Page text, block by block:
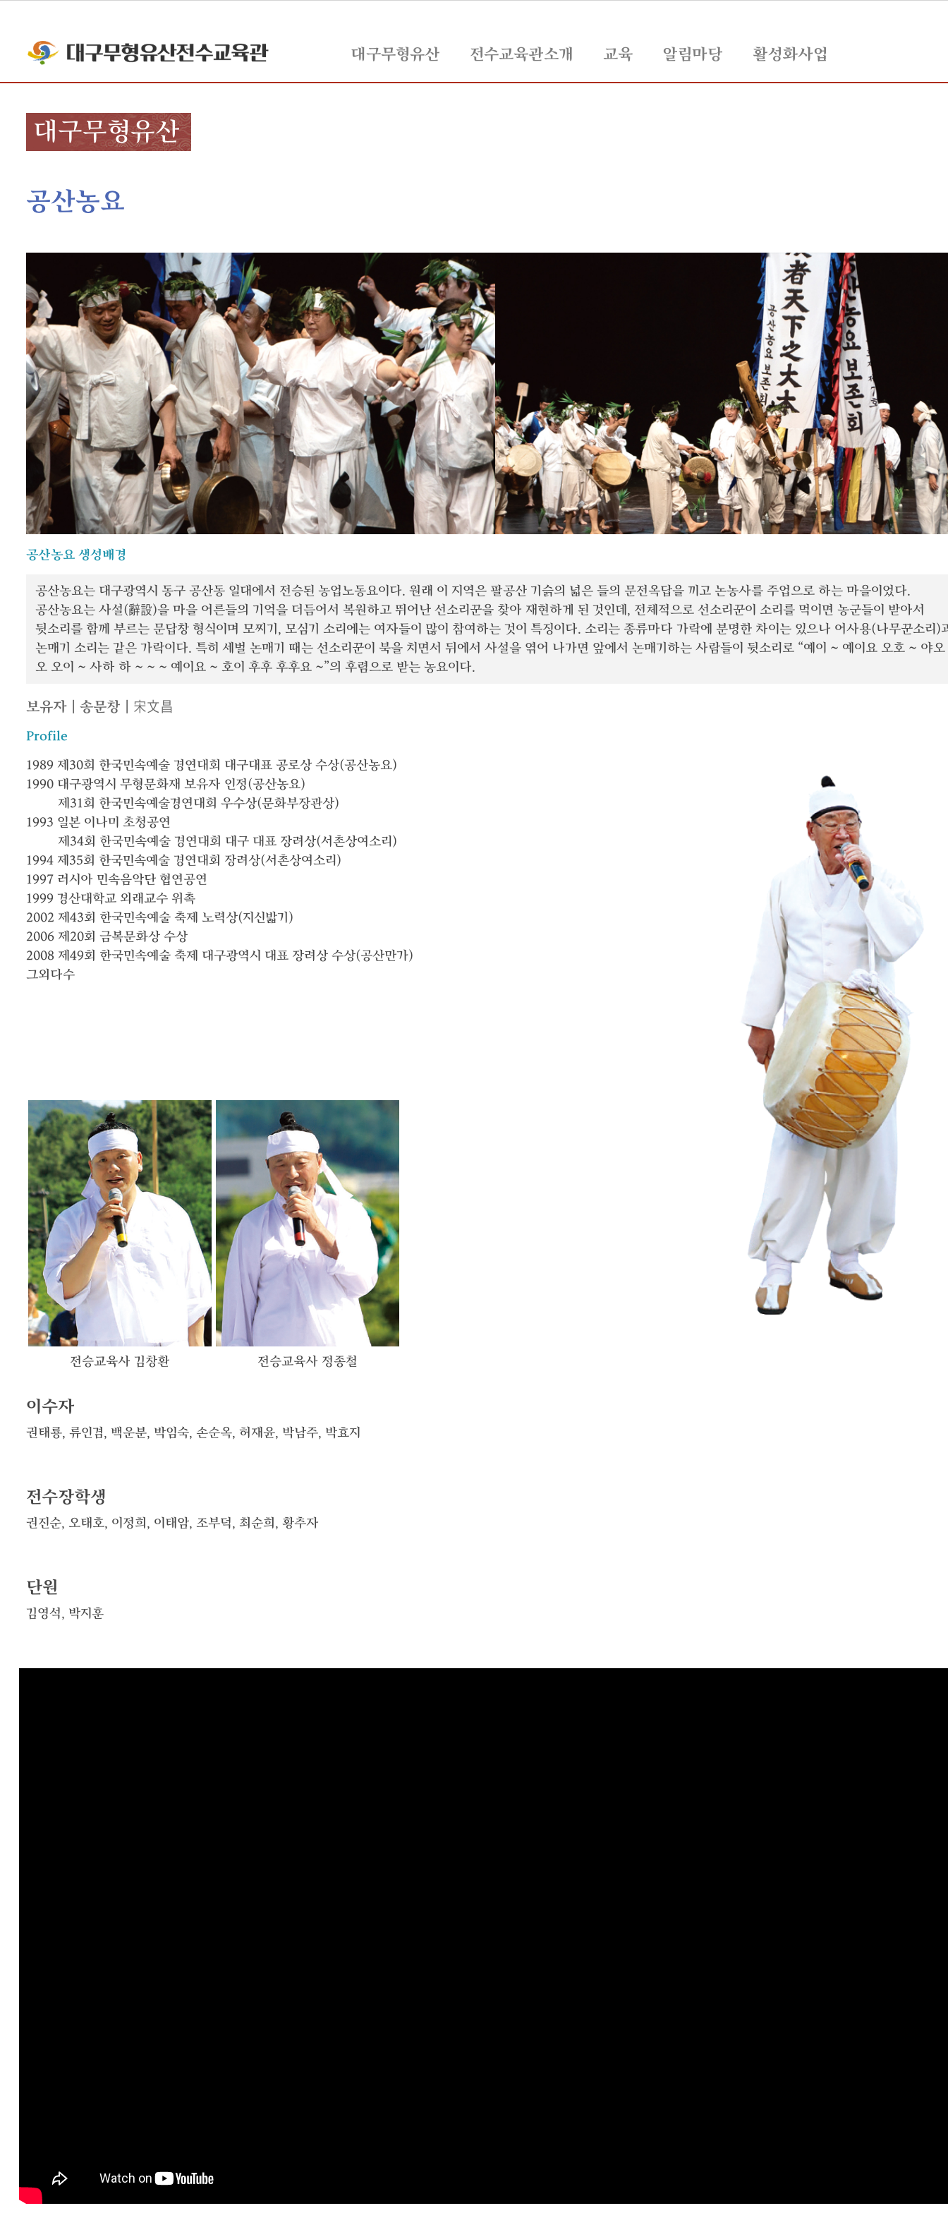
대구무형유산 전수교육관소개 교육 알림마당 활성화사업
대구무형유산
공산농요
공산농요 생성배경
공산농요는 대구광역시 동구 공산동 일대에서 전승된 농업노동요이다. 원래 이 지역은 팔공산 기슭의 넓은 들의 문전옥답을 끼고 논농사를 주업으로 하는 마을이었다.
공산농요는 사설(辭設)을 마을 어른들의 기억을 더듬어서 복원하고 뛰어난 선소리꾼을 찾아 재현하게 된 것인데, 전체적으로 선소리꾼이 소리를 먹이면 농군들이 받아서
뒷소리를 함께 부르는 문답창 형식이며 모찌기, 모심기 소리에는 여자들이 많이 참여하는 것이 특징이다. 소리는 종류마다 가락에 분명한 차이는 있으나 어사용(나무꾼소리)
논매기 소리는 같은 가락이다. 특히 세벌 논매기 때는 선소리꾼이 북을 치면서 뒤에서 사설을 엮어 나가면 앞에서 논매기하는 사람들이 뒷소리로 “예이 ~ 예이요 오호 ~ 야오
오 오이 ~ 사하 하 ~ ~ ~ 예이요 ~ 호이 후후 후후요 ~”의 후렴으로 받는 농요이다.
보유자 | 송문창 | 宋文昌
Profile
1989 제30회 한국민속예술 경연대회 대구대표 공로상 수상(공산농요)
1990 대구광역시 무형문화재 보유자 인정(공산농요)
제31회 한국민속예술경연대회 우수상(문화부장관상)
1993 일본 이나미 초청공연
제34회 한국민속예술 경연대회 대구 대표 장려상(서촌상여소리)
1994 제35회 한국민속예술 경연대회 장려상(서촌상여소리)
1997 러시아 민속음악단 협연공연
1999 경산대학교 외래교수 위촉
2002 제43회 한국민속예술 축제 노력상(지신밟기)
2006 제20회 금복문화상 수상
2008 제49회 한국민속예술 축제 대구광역시 대표 장려상 수상(공산만가)
그외다수
전승교육사 김창환 전승교육사 정종철
이수자
권태룡, 류인겸, 백운분, 박임숙, 손순옥, 허재윤, 박남주, 박효지
전수장학생
권진순, 오태호, 이정희, 이태암, 조부덕, 최순희, 황추자
단원
김영석, 박지훈